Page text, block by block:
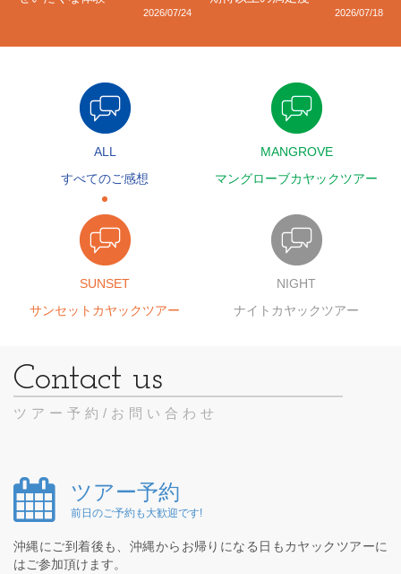
2026/07/24 2026/07/18
ALL
すべてのご感想
MANGROVE
マングローブカヤックツアー
SUNSET
サンセットカヤックツアー
NIGHT
ナイトカヤックツアー
ツアー予約/お問い合わせ
ツアー予約
前日のご予約も大歓迎です!
沖縄にご到着後も、沖縄からお帰りになる日もカヤックツアーに
はご参加頂けます。